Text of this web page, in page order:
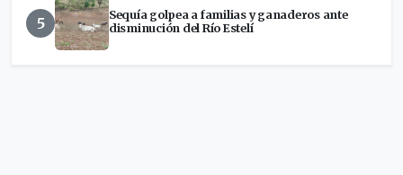
5
Sequía golpea a familias y ganaderos ante
disminución del Río Estelí